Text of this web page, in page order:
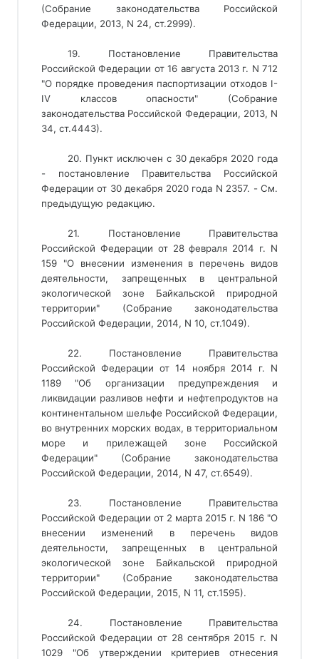
(Собрание законодательства Российской
Федерации, 2013, N 24, ст.2999).
19. Постановление Правительства
Российской Федерации от 16 августа 2013 г. N 712
"О порядке проведения паспортизации отходов I-
IV классов опасности" (Собрание
законодательства Российской Федерации, 2013, N
34, ст.4443).
20. Пункт исключен с 30 декабря 2020 года
- постановление Правительства Российской
Федерации от 30 декабря 2020 года N 2357. - См.
предыдущую редакцию.
21. Постановление Правительства
Российской Федерации от 28 февраля 2014 г. N
159 "О внесении изменения в перечень видов
деятельности, запрещенных в центральной
экологической зоне Байкальской природной
территории" (Собрание законодательства
Российской Федерации, 2014, N 10, ст.1049).
22. Постановление Правительства
Российской Федерации от 14 ноября 2014 г. N
1189 "Об организации предупреждения и
ликвидации разливов нефти и нефтепродуктов на
континентальном шельфе Российской Федерации,
во внутренних морских водах, в территориальном
море и прилежащей зоне Российской
Федерации" (Собрание законодательства
Российской Федерации, 2014, N 47, ст.6549).
23. Постановление Правительства
Российской Федерации от 2 марта 2015 г. N 186 "О
внесении изменений в перечень видов
деятельности, запрещенных в центральной
экологической зоне Байкальской природной
территории" (Собрание законодательства
Российской Федерации, 2015, N 11, ст.1595).
24. Постановление Правительства
Российской Федерации от 28 сентября 2015 г. N
1029 "Об утверждении критериев отнесения